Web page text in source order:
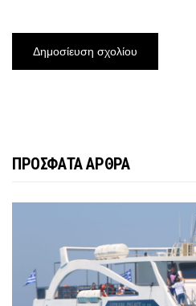
ΠΡΟΣΦΑΤΑ ΑΡΘΡΑ